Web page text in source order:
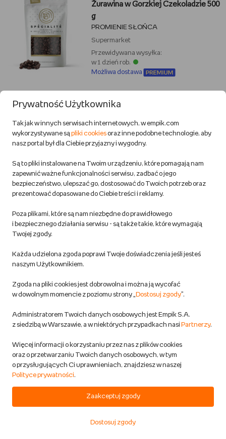
Żurawina w Gorzkiej Czekoladzie 500
g
PROMIENIE SŁOŃCA
Supermarket
Przewidywana wysyłka:
w 1 dzień rob.
Możliwa dostawa
39,49 zł
DODAJ DO KOSZYKA
Imbir kandyzowany 500g
PROMIENIE SŁOŃCA
Supermarket
w 1 dzień rob.
Możliwa dostawa
20,79 zł
DODAJ DO KOSZYKA
Naturalny Ananas Szuszony Plastry
Kiwi Garden 100G
Supermarket
Przewidywana wysyłka:
5
Prywatność Użytkownika
Tak jak w innych serwisach internetowych, w empik.com
wykorzystywane sąpliki cookiesoraz inne podobne technologie, aby
nasz portal był dla Ciebie przyjazny i wygodny.
Są to pliki instalowane na Twoim urządzeniu, które pomagają nam
zapewnić ważne funkcjonalności serwisu, zadbać o jego
bezpieczeństwo, ulepszać go, dostosować do Twoich potrzeb oraz
prezentować dopasowane do Ciebie treści i reklamy.
Poza plikami, które są nam niezbędne do prawidłowego
i bezpiecznego działania serwisu - są także takie, które wymagają
Twojej zgody.
Każda udzielona zgoda poprawi Twoje doświadczenia jeśli jesteś
naszym Użytkownikiem.
Zgoda na pliki cookies jest dobrowolna i można ją wycofać
w dowolnym momencie z poziomu strony „ Dostosuj zgody”.
Administratorem Twoich danych osobowych jest Empik S.A.
z siedzibą w Warszawie, a w niektórych przypadkach nasi Partnerzy.
Więcej informacji o korzystaniu przez nas z plików cookies
oraz o przetwarzaniu Twoich danych osobowych, w tym
o przysługujących Ci uprawnieniach, znajdziesz w naszej
Polityce prywatności.
Zaakceptuj zgody
Dostosuj zgody